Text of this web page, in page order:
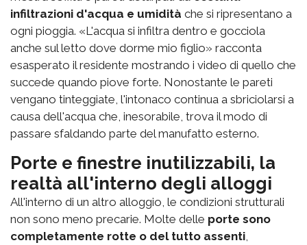
infiltrazioni d'acqua e umidità che si ripresentano a
ogni pioggia. «L'acqua si infiltra dentro e gocciola
anche sul letto dove dorme mio figlio» racconta
esasperato il residente mostrando i video di quello che
succede quando piove forte. Nonostante le pareti
vengano tinteggiate, l'intonaco continua a sbriciolarsi a
causa dell'acqua che, inesorabile, trova il modo di
passare sfaldando parte del manufatto esterno.
Porte e finestre inutilizzabili, la
realtà all'interno degli alloggi
All'interno di un altro alloggio, le condizioni strutturali
non sono meno precarie. Molte delle porte sono
completamente rotte o del tutto assenti,